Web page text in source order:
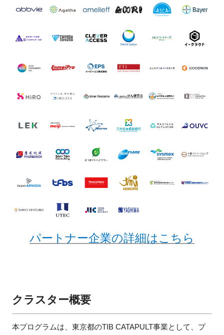
パートナー企業の詳細はこちら
クラスター概要
本プログラムは、東京都のTIB CATAPULT事業として、プ